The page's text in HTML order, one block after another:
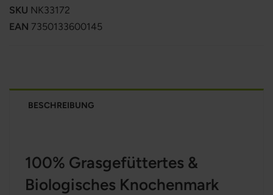
SKU NK33172
EAN 7350133600145
BESCHREIBUNG
100% Grasgefüttertes &
Biologisches Knochenmark